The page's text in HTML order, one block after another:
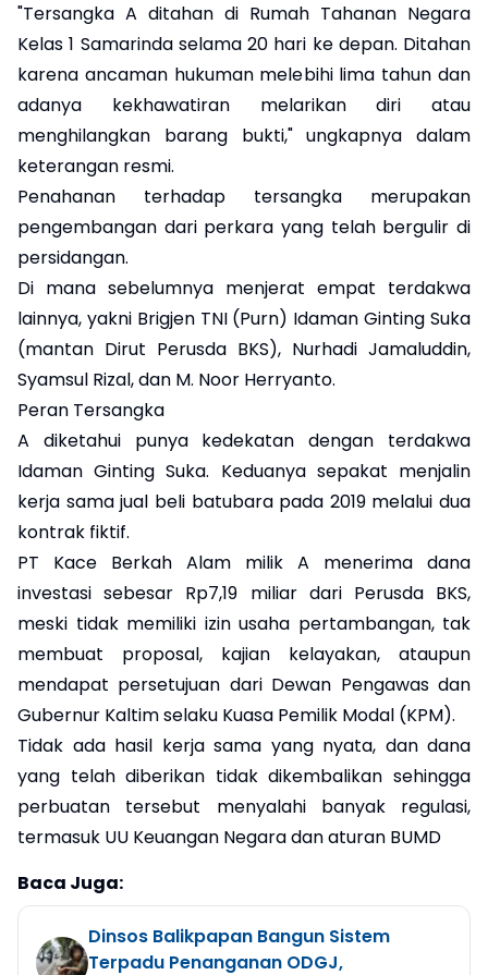
"Tersangka A ditahan di Rumah Tahanan Negara
Kelas 1 Samarinda selama 20 hari ke depan. Ditahan
karena ancaman hukuman melebihi lima tahun dan
adanya kekhawatiran melarikan diri atau
menghilangkan barang bukti," ungkapnya dalam
keterangan resmi.
Penahanan terhadap tersangka merupakan
pengembangan dari perkara yang telah bergulir di
persidangan.
Di mana sebelumnya menjerat empat terdakwa
lainnya, yakni Brigjen TNI (Purn) Idaman Ginting Suka
(mantan Dirut Perusda BKS), Nurhadi Jamaluddin,
Syamsul Rizal, dan M. Noor Herryanto.
Peran Tersangka
A diketahui punya kedekatan dengan terdakwa
Idaman Ginting Suka. Keduanya sepakat menjalin
kerja sama jual beli batubara pada 2019 melalui dua
kontrak fiktif.
PT Kace Berkah Alam milik A menerima dana
investasi sebesar Rp7,19 miliar dari Perusda BKS,
meski tidak memiliki izin usaha pertambangan, tak
membuat proposal, kajian kelayakan, ataupun
mendapat persetujuan dari Dewan Pengawas dan
Gubernur Kaltim selaku Kuasa Pemilik Modal (KPM).
Tidak ada hasil kerja sama yang nyata, dan dana
yang telah diberikan tidak dikembalikan sehingga
perbuatan tersebut menyalahi banyak regulasi,
termasuk UU Keuangan Negara dan aturan BUMD
Baca Juga:
Dinsos Balikpapan Bangun Sistem
Terpadu Penanganan ODGJ,